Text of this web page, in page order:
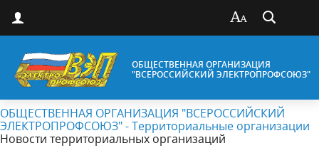
ОБЩЕСТВЕННАЯ ОРГАНИЗАЦИЯ
"ВСЕРОССИЙСКИЙ ЭЛЕКТРОПРОФСОЮЗ"
ОБЩЕСТВЕННАЯ ОРГАНИЗАЦИЯ "ВСЕРОССИЙСКИЙ
ЭЛЕКТРОПРОФСОЮЗ" - Территориальные организации
Новости территориальных организаций